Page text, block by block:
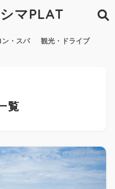
マPLAT
ン・スパ 観光・ドライブ
覧